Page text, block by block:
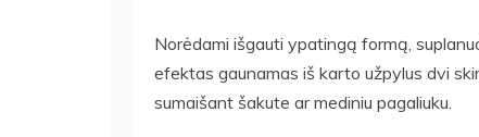
Norėdami išgauti ypatingą formą,
efektas gaunamas iš karto užpylus dvi
sumaišant šakute ar mediniu pagaliuku.